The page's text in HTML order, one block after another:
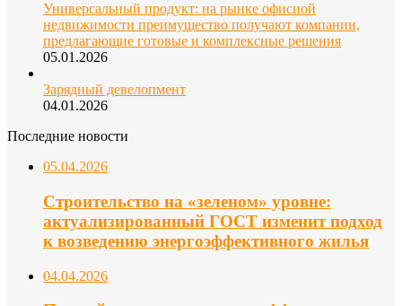
Универсальный продукт: на рынке офисной
недвижимости преимущество получают компании,
предлагающие готовые и комплексные решения
05.01.2026
Зарядный девелопмент
04.01.2026
Последние новости
05.04.2026
Строительство на «зеленом» уровне:
актуализированный ГОСТ изменит подход
к возведению энергоэффективного жилья
04.04.2026